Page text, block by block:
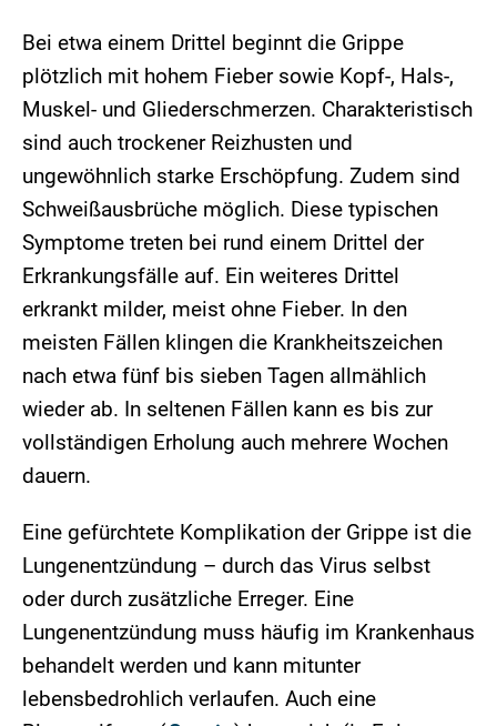
Bei etwa einem Drittel beginnt die Grippe
plötzlich mit hohem Fieber sowie Kopf-, Hals-,
Muskel- und Gliederschmerzen. Charakteristisch
sind auch trockener Reizhusten und
ungewöhnlich starke Erschöpfung. Zudem sind
Schweißausbrüche möglich. Diese typischen
Symptome treten bei rund einem Drittel der
Erkrankungsfälle auf. Ein weiteres Drittel
erkrankt milder, meist ohne Fieber. In den
meisten Fällen klingen die Krankheitszeichen
nach etwa fünf bis sieben Tagen allmählich
wieder ab. In seltenen Fällen kann es bis zur
vollständigen Erholung auch mehrere Wochen
dauern.
Eine gefürchtete Komplikation der Grippe ist die
Lungenentzündung – durch das Virus selbst
oder durch zusätzliche Erreger. Eine
Lungenentzündung muss häufig im Krankenhaus
behandelt werden und kann mitunter
lebensbedrohlich verlaufen. Auch eine